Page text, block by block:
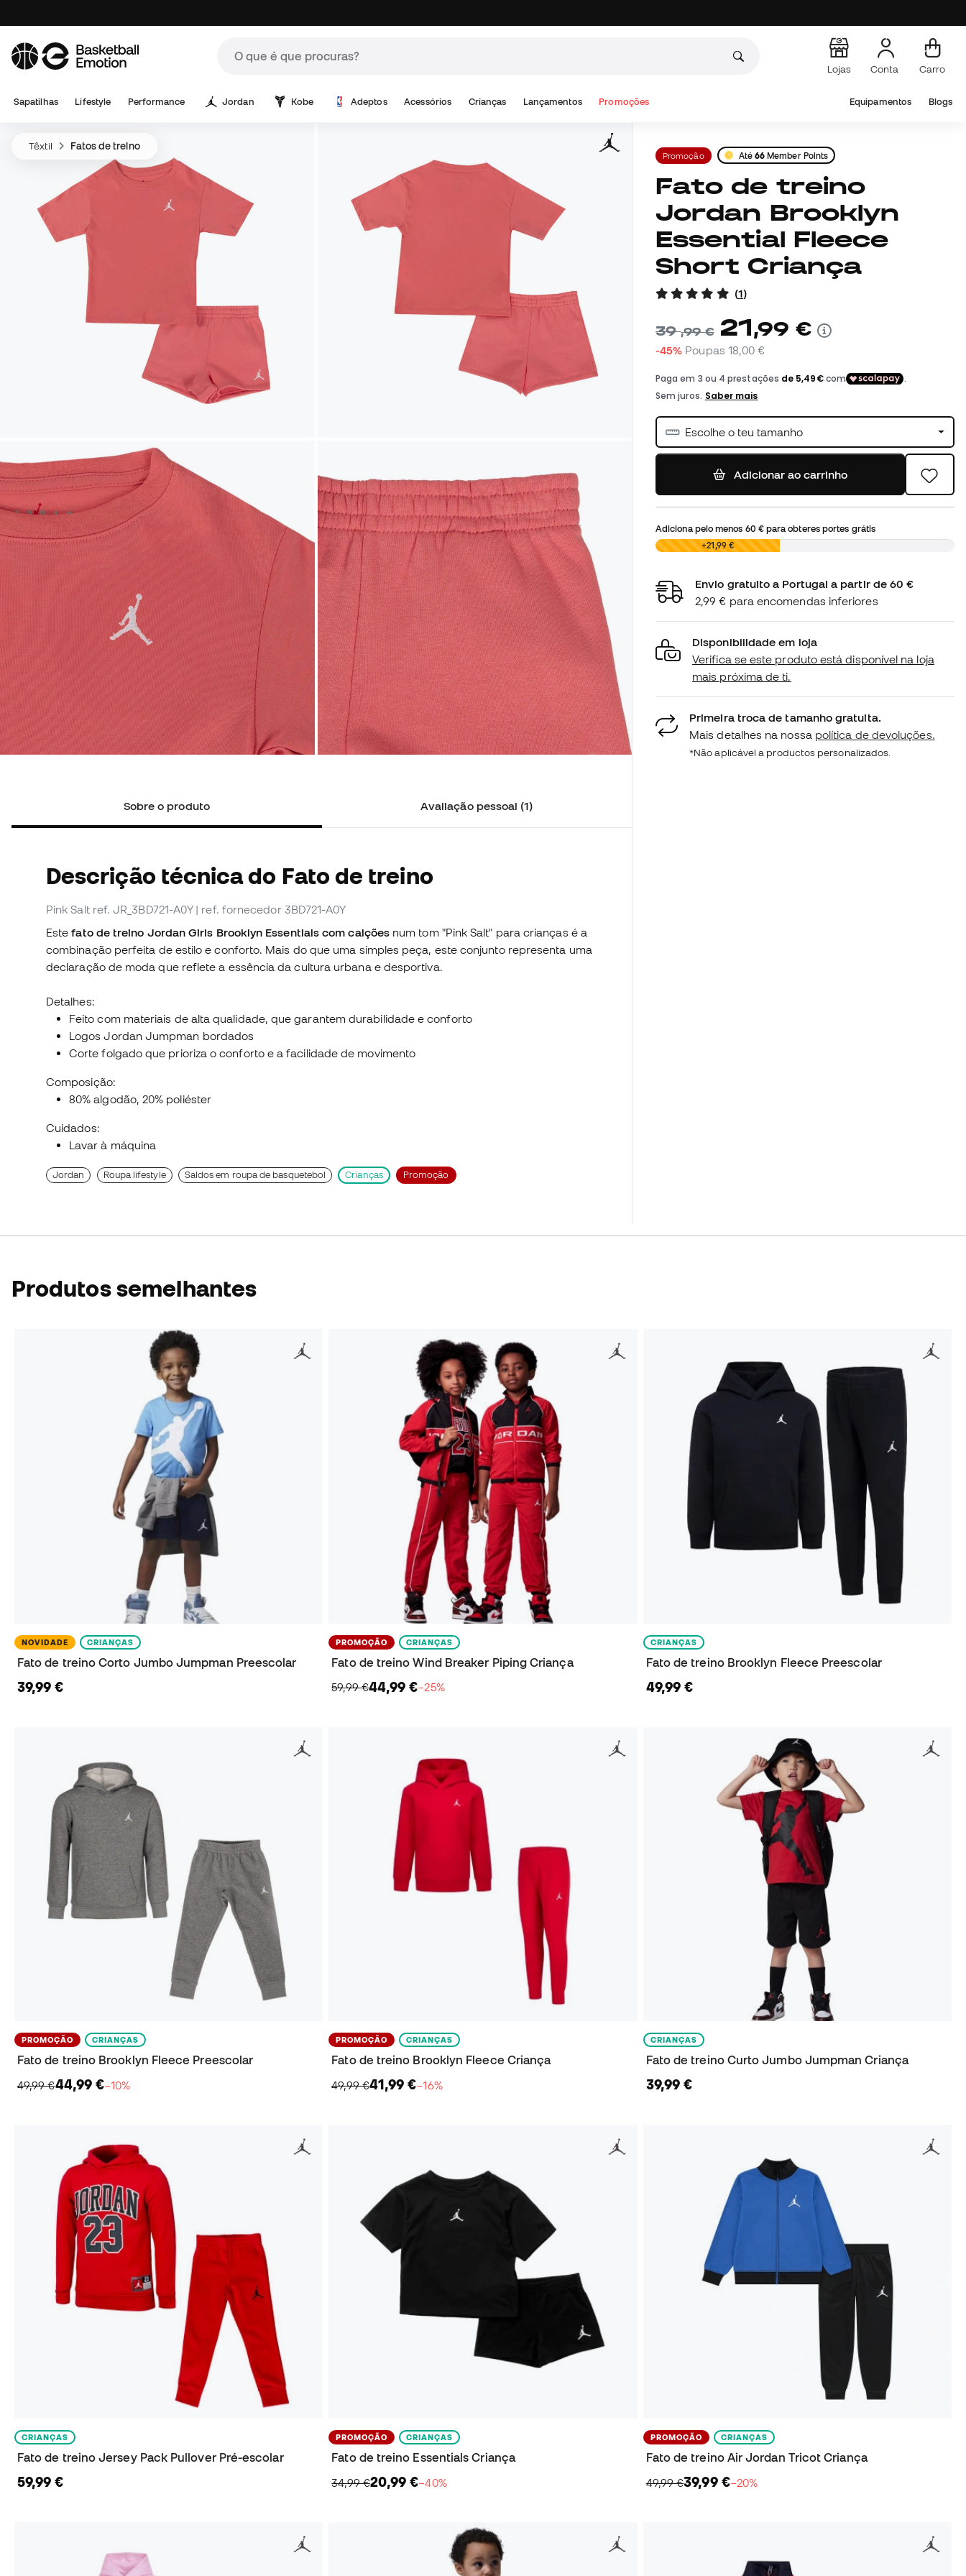
Lojas Conta Carro
Sapatilhas Lifestyle Performance Jordan Kobe Adeptos Acessórios Crianças Lançamentos Promoções Equipamentos Blogs
Têxtil Fatos de treino
Sobre o produto Avaliação pessoal (1)
Descrição técnica do Fato de treino
Pink Salt ref. JR_3BD721-A0Y | ref. fornecedor 3BD721-A0Y
Estefato de treino Jordan Girls Brooklyn Essentials com calçõesnum tom "Pink Salt" para crianças é a
combinação perfeita de estilo e conforto. Mais do que uma simples peça, este conjunto representa uma
declaração de moda que reflete a essência da cultura urbana e desportiva.
Detalhes:
Feito com materiais de alta qualidade, que garantem durabilidade e conforto
Logos Jordan Jumpman bordados
Corte folgado que prioriza o conforto e a facilidade de movimento
Composição:
80% algodão, 20% poliéster
Cuidados:
Lavar à máquina
Jordan Roupa lifestyle Saldos em roupa de basquetebol Crianças Promoção
Promoção Até 66 Member Points
Fato de treino
Jordan Brooklyn
Essential Fleece
Short Criança
(1)
39,99 € 21,99 €
-45% Poupas 18,00 €
Escolhe o teu tamanho
Adicionar ao carrinho
Adiciona pelo menos 60 €para obteres portes grátis
0,00 € +21,99 €
Envio gratuito a Portugal a partir de 60 €
2,99 € para encomendas inferiores
Disponibilidade em loja
Verifica se este produto está disponível na loja
mais próxima de ti.
Primeira troca de tamanho gratuita.
Mais detalhes na nossa política de devoluções.
*Não aplicável a productos personalizados.
Produtos semelhantes
NOVIDADE CRIANÇAS
Fato de treino Corto Jumbo Jumpman Preescolar
39,99 €
PROMOÇÃO CRIANÇAS
Fato de treino Wind Breaker Piping Criança
59,99 €44,99 €−25%
CRIANÇAS
Fato de treino Brooklyn Fleece Preescolar
49,99 €
PROMOÇÃO CRIANÇAS
Fato de treino Brooklyn Fleece Preescolar
49,99 €44,99 €−10%
PROMOÇÃO CRIANÇAS
Fato de treino Brooklyn Fleece Criança
49,99 €41,99 €−16%
CRIANÇAS
Fato de treino Curto Jumbo Jumpman Criança
39,99 €
CRIANÇAS
Fato de treino Jersey Pack Pullover Pré-escolar
59,99 €
PROMOÇÃO CRIANÇAS
Fato de treino Essentials Criança
34,99 €20,99 €−40%
PROMOÇÃO CRIANÇAS
Fato de treino Air Jordan Tricot Criança
49,99 €39,99 €−20%